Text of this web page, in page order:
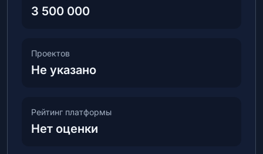
3 500 000
Проектов
Не указано
Рейтинг платформы
Нет оценки